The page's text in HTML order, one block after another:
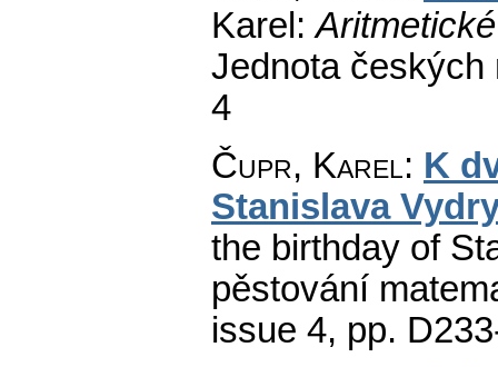
Karel:
Jednota
4
Čupr, Karel: K
Stanislava
the birthday of
pěstování
issue 4, pp.